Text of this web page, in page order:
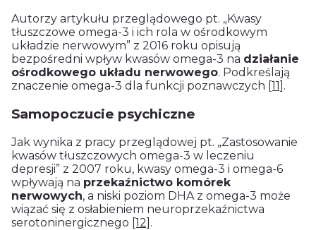
Autorzy artykułu przeglądowego pt. „Kwasy
tłuszczowe omega-3 i ich rola w ośrodkowym
układzie nerwowym” z 2016 roku opisują
bezpośredni wpływ kwasów omega-3 na działanie
ośrodkowego układu nerwowego. Podkreślają
znaczenie omega-3 dla funkcji poznawczych [11] .
Samopoczucie psychiczne
Jak wynika z pracy przeglądowej pt. „Zastosowanie
kwasów tłuszczowych omega-3 w leczeniu
depresji” z 2007 roku, kwasy omega-3 i omega-6
wpływają na przekaźnictwo komórek
nerwowych, a niski poziom DHA z omega-3 może
wiązać się z osłabieniem neuroprzekaźnictwa
serotoninergicznego [12] .